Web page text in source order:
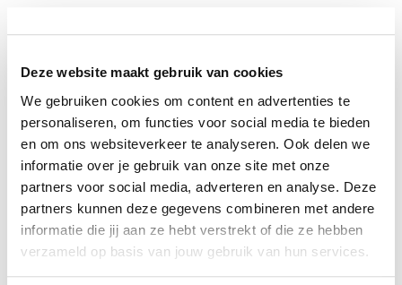
Deze website maakt gebruik van cookies
We gebruiken cookies om content en advertenties te
personaliseren, om functies voor social media te bieden
en om ons websiteverkeer te analyseren. Ook delen we
informatie over je gebruik van onze site met onze
partners voor social media, adverteren en analyse. Deze
partners kunnen deze gegevens combineren met andere
informatie die jij aan ze hebt verstrekt of die ze hebben
verzameld op basis van jouw gebruik van hun services.
Lanesto Copper kranen, de Lanesto Copper
spoelbakken, Copper zeepdispensers en Copper
De ledverlichting is PVD afgewerkt in de kleur Copper.
Eigenschappen
Aantal ledspots: 1
Kleur: Copper
Dimbaar: Ja
Afmeting ledspot (mm): 200 x 70 x 3,5 lengte x breedte